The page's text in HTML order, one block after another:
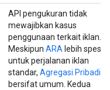
API pengukuran tidak
mewajibkan kasus
penggunaan terkait iklan.
Meskipun ARA lebih
untuk perjalanan iklan
standar, Agregasi Pribadi
bersifat umum. Kedua